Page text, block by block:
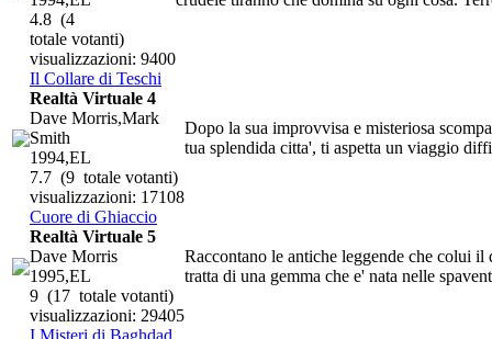
4.8 (4
totale votanti)
visualizzazioni: 9400
Il Collare di Teschi
Dopo la sua improvvisa e misteriosa
tua splendida citta', ti aspetta un viaggio
Realtà Virtuale 4
Dave Morris,Mark
Smith
1994,EL
7.7 (9 totale votanti)
visualizzazioni: 17108
Cuore di Ghiaccio
Raccontano le antiche leggende che colui
tratta di una gemma che e' nata nelle
Realtà Virtuale 5
Dave Morris
1995,EL
9 (17 totale votanti)
visualizzazioni: 29405
I Misteri di Baghdad